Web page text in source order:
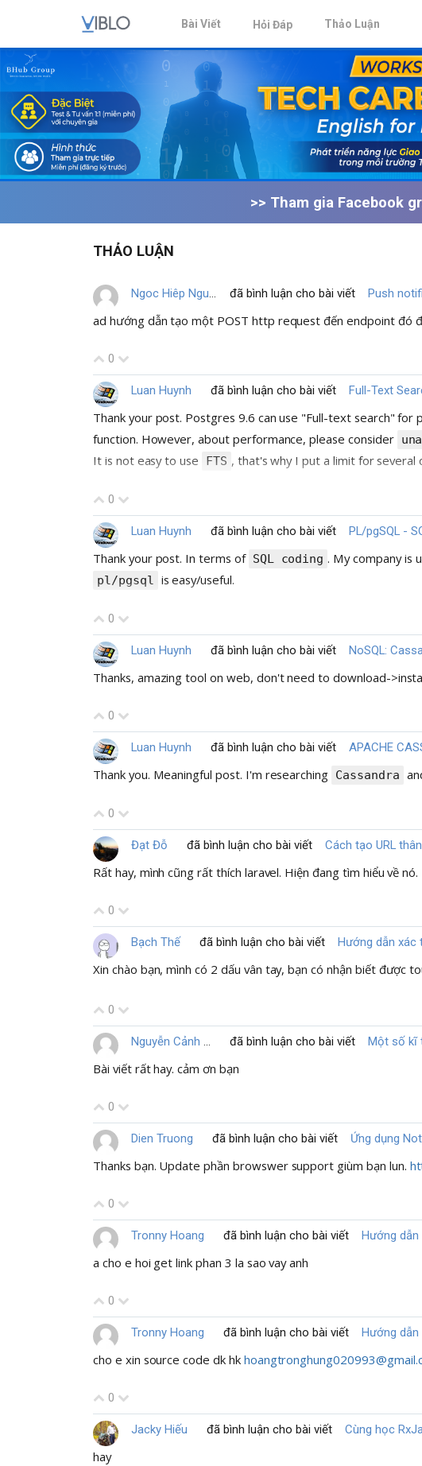
Bài Viết Hỏi Đáp Thảo Luận
>> Tham gia Facebook
THẢO LUẬN
Ngoc Hiêp Nguyên đã bình luận cho bài viết Push
ad hướng dẫn tạo một POST http request đến endpoint đó
0
Luan Huynh đã bình luận cho bài viết Full-Text
Thank your post. Postgres 9.6 can use "Full-text search" for
function. However, about performance, please consider
It is not easy to use
FTS , that's why I put a limit for several
0
Luan Huynh đã bình luận cho bài viết PL/pgSQL -
Thank your post. In terms of SQL coding . My company is
pl/pgsql is easy/useful.
0
Luan Huynh đã bình luận cho bài viết
Thanks, amazing tool on web, don't need to download-
0
Luan Huynh đã bình luận cho bài viết
Thank you. Meaningful post. I'm researching Cassandra
0
Đạt Đỗ đã bình luận cho bài viết Cách tạo URL
Rất hay, mình cũng rất thích laravel. Hiện đang tìm hiểu về
0
Bạch Thế đã bình luận cho bài viết Hướng dẫn xác
Xin chào bạn, mình có 2 dấu vân tay, bạn có nhận biết được
0
Nguyễn Cảnh Khánh Trình đã bình luận cho bài viết
Bài viết rất hay. cảm ơn bạn
0
Dien Truong đã bình luận cho bài viết Ứng dụng
Thanks bạn. Update phần browswer support giùm bạn lun.
0
Tronny Hoang đã bình luận cho bài viết
a cho e hoi get link phan 3 la sao vay anh
0
Tronny Hoang đã bình luận cho bài viết
cho e xin source code dk hk
0
Jacky Hiếu đã bình luận cho bài viết Cùng học
hay